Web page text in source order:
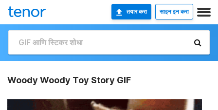
तयार करा साइन इन करा
Woody Woody Toy Story GIF